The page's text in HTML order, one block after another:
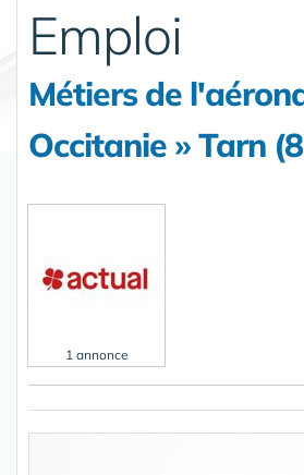
Emploi
Métiers de
Occitanie » Tarn
1 annonce